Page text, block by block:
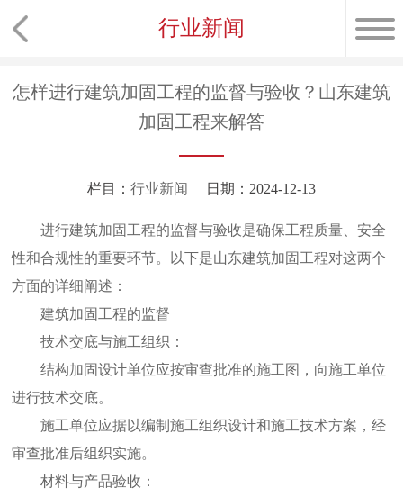
行业新闻
怎样进行建筑加固工程的监督与验收？山东建筑
加固工程来解答
栏目： 行业新闻 日期：2024-12-13
进行建筑加固工程的监督与验收是确保工程质量、安全
性和合规性的重要环节。以下是山东建筑加固工程对这两个
方面的详细阐述：
建筑加固工程的监督
技术交底与施工组织：
结构加固设计单位应按审查批准的施工图，向施工单位
进行技术交底。
施工单位应据以编制施工组织设计和施工技术方案，经
审查批准后组织实施。
材料与产品验收：